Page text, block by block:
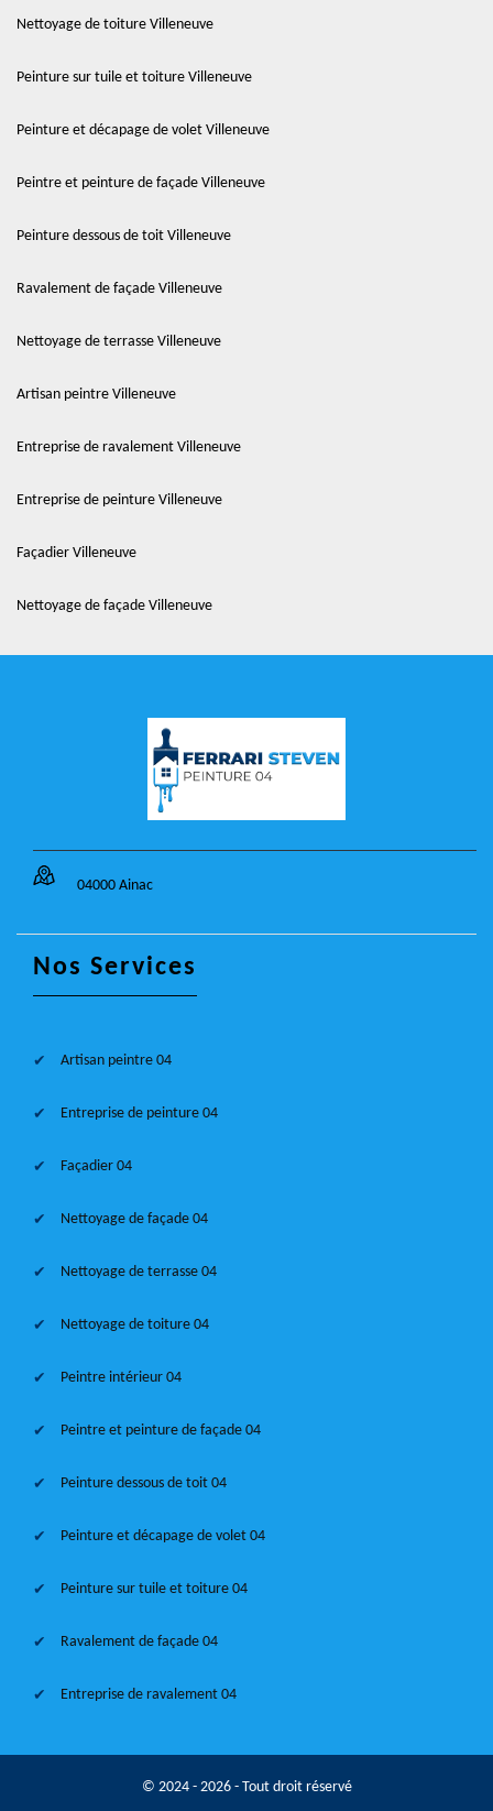
Nettoyage de toiture Villeneuve
Peinture sur tuile et toiture Villeneuve
Peinture et décapage de volet Villeneuve
Peintre et peinture de façade Villeneuve
Peinture dessous de toit Villeneuve
Ravalement de façade Villeneuve
Nettoyage de terrasse Villeneuve
Artisan peintre Villeneuve
Entreprise de ravalement Villeneuve
Entreprise de peinture Villeneuve
Façadier Villeneuve
Nettoyage de façade Villeneuve
04000 Ainac
Nos Services
Artisan peintre 04
Entreprise de peinture 04
Façadier 04
Nettoyage de façade 04
Nettoyage de terrasse 04
Nettoyage de toiture 04
Peintre intérieur 04
Peintre et peinture de façade 04
Peinture dessous de toit 04
Peinture et décapage de volet 04
Peinture sur tuile et toiture 04
Ravalement de façade 04
Entreprise de ravalement 04
© 2024 - 2026 - Tout droit réservé